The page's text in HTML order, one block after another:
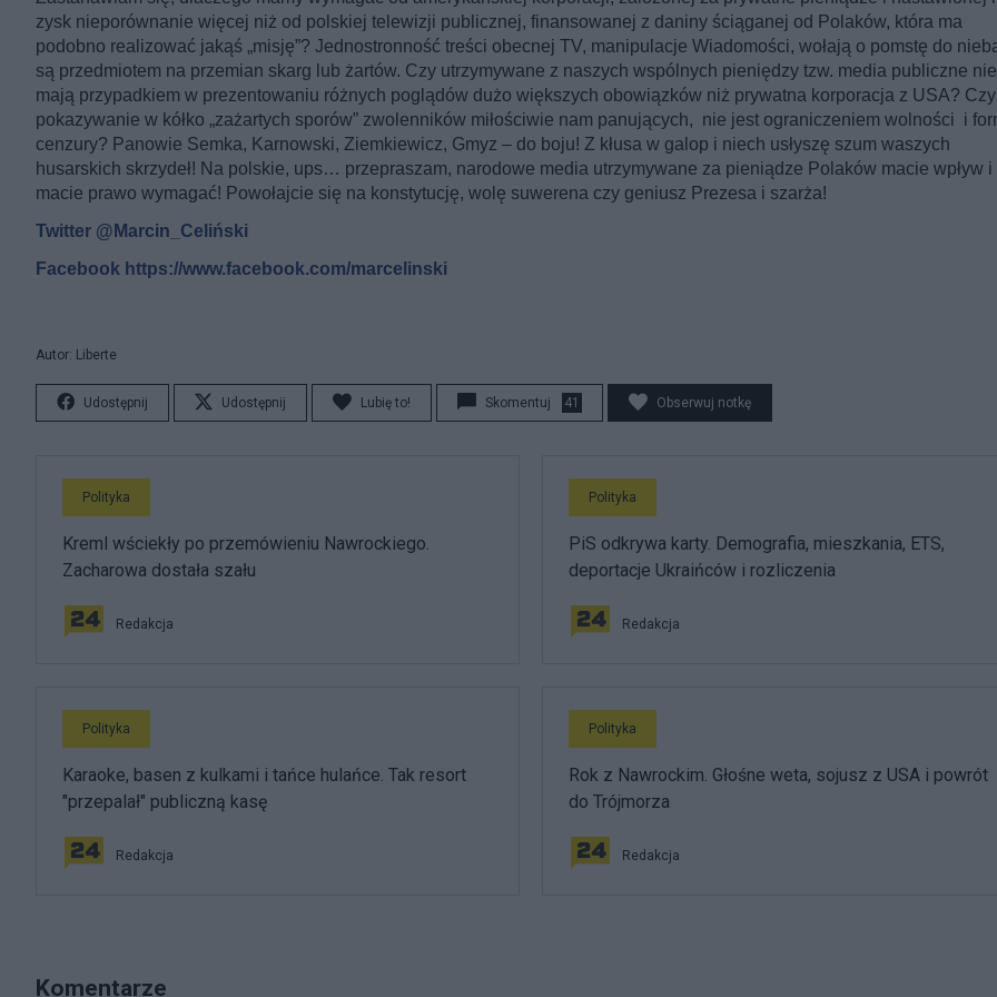
zysk nieporównanie więcej niż od polskiej telewizji publicznej, finansowanej z daniny ściąganej od Polaków, która ma
podobno realizować jakąś „misję”? Jednostronność treści obecnej TV, manipulacje Wiadomości, wołają o pomstę do
są przedmiotem na przemian skarg lub żartów. Czy utrzymywane z naszych wspólnych pieniędzy tzw. media publiczne nie
mają przypadkiem w prezentowaniu różnych poglądów dużo większych obowiązków niż prywatna korporacja z USA? Czy
pokazywanie w kółko „zażartych sporów” zwolenników miłościwie nam panujących, nie jest ograniczeniem wolności i
cenzury? Panowie Semka, Karnowski, Ziemkiewicz, Gmyz – do boju! Z kłusa w galop i niech usłyszę szum waszych
husarskich skrzydeł! Na polskie, ups… przepraszam, narodowe media utrzymywane za pieniądze Polaków macie wpływ i
macie prawo wymagać! Powołajcie się na konstytucję, wolę suwerena czy geniusz Prezesa i szarża!
Twitter @Marcin_Celiński
Facebook https://www.facebook.com/marcelinski
Autor: Liberte
Udostępnij Udostępnij Lubię to! Skomentuj 41 Obserwuj notkę
Polityka
Kreml wściekły po przemówieniu Nawrockiego.
Zacharowa dostała szału
Redakcja
Polityka
PiS odkrywa karty. Demografia, mieszkania, ETS,
deportacje Ukraińców i rozliczenia
Redakcja
Polityka
Karaoke, basen z kulkami i tańce hulańce. Tak resort
"przepalał" publiczną kasę
Redakcja
Polityka
Rok z Nawrockim. Głośne weta, sojusz z USA i powrót
do Trójmorza
Redakcja
Komentarze